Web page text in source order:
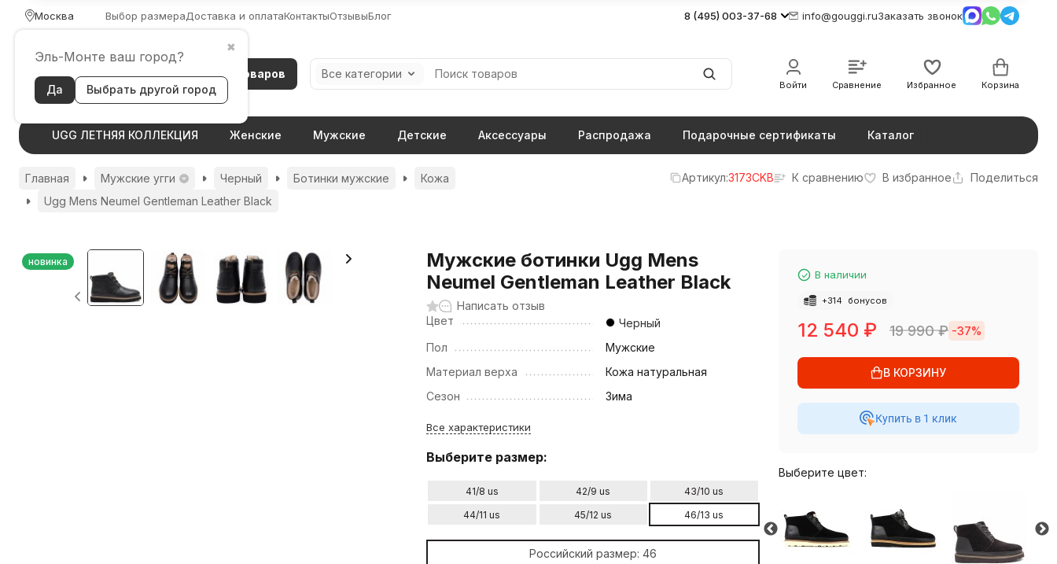
Москва
✖
Эль-Монте ваш город?
Да Выбрать другой город
Выбор размераДоставка и оплатаКонтактыОтзывыБлог 8 (495) 003-37-68 info@gouggi.ruЗаказать звонок
Каталог товаров Все категории
Войти Сравнение Избранное Корзина
UGG ЛЕТНЯЯ КОЛЛЕКЦИЯ Женские Мужские Детские Аксессуары Распродажа Подарочные сертификаты Каталог
Главная Мужские угги Черный Ботинки мужские
Кожа
Ugg Mens Neumel Gentleman Leather Black
Артикул:3173CKB К сравнению В избранное Поделиться
новинка
Мужские ботинки Ugg Mens
Neumel Gentleman Leather Black
Написать отзыв
Цвет
Черный
Пол
Мужские
Материал верха
Кожа натуральная
Сезон
Зима
Все характеристики
Выберите размер:
41/8 us 42/9 us
43/10 us
44/11 us
45/12 us 46/13 us
Российский размер:46
В наличии
+314 бонусов
12 540 ₽ 19 990₽ -37%
В КОРЗИНУ
Купить в 1 клик
Выберите цвет: